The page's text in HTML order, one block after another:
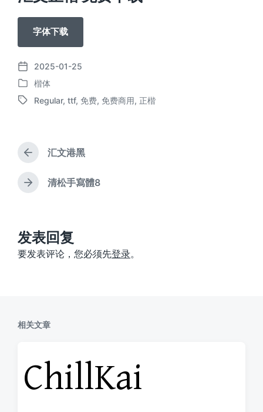
字体下载
发
布
日
2025-01-25
发
布
楷体
标
Regular, ttf, 免费, 免费商用, 正楷
上
篇
文
章
汇文港黑
下
：
清松手寫體8
发表回复
要发表评论，您必须先登录。
相关文章